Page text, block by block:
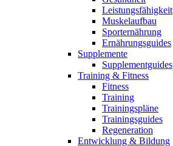
Leistungsfähigkeit
Muskelaufbau
Sporternährung
Ernährungsguides
Supplemente
Supplementguides
Training & Fitness
Fitness
Training
Trainingspläne
Trainingsguides
Regeneration
Entwicklung & Bildung